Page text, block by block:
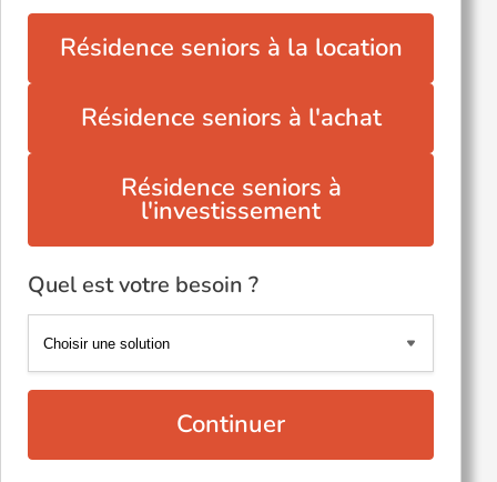
Résidence seniors à la location
Résidence seniors à l'achat
Résidence seniors à
l'investissement
Quel est votre besoin ?
Continuer